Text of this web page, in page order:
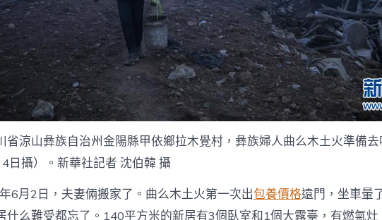
省涼山彝族自治州金陽縣甲依鄉拉木覺村，彝族婦人曲么木土火準備
4日攝）。新華社記者 沈伯韓 攝
6月2日，夫妻倆搬家了。曲么木土火第一次出包養價格遠門，坐車暈
什么難受都忘了。140平方米的新居有3個臥室和1個大露臺，有燃氣灶